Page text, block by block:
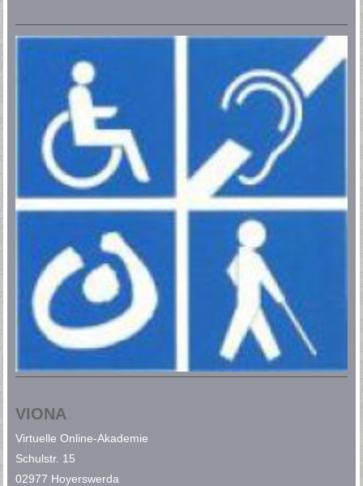
VIONA
Virtuelle Online-Akademie
Schulstr. 15
02977 Hoyerswerda